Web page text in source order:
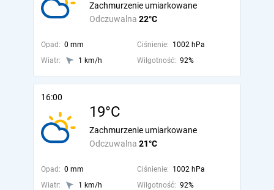
Odczuwalna 22°C
Zachmurzenie umiarkowane
Opad: 0 mm Ciśnienie: 1002 hPa
Wiatr:
1 km/h Wilgotność: 92%
16:00
19°C
Odczuwalna 21°C
Zachmurzenie umiarkowane
Opad: 0 mm Ciśnienie: 1002 hPa
Wiatr:
1 km/h Wilgotność: 92%